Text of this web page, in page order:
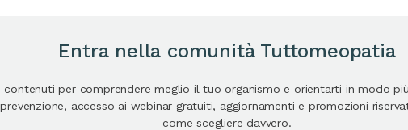
Entra nella comunità Tuttomeopatia
contenuti per comprendere meglio il tuo organismo e orientarti in modo
accesso ai webinar gratuiti, aggiornamenti e promozioni
come scegliere davvero.